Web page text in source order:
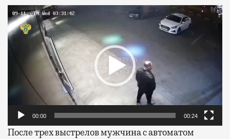
Видеоплеер
00:00 00:24
После трех выстрелов мужчина с автоматом